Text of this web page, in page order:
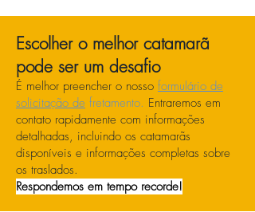
Escolher o melhor catamarã
pode ser um desafio
É melhor preencher o nosso formulário de
solicitação de fretamento. Entraremos em
contato rapidamente com informações
detalhadas, incluindo os catamarãs
disponíveis e informações completas sobre
os traslados.
Respondemos em tempo recorde!